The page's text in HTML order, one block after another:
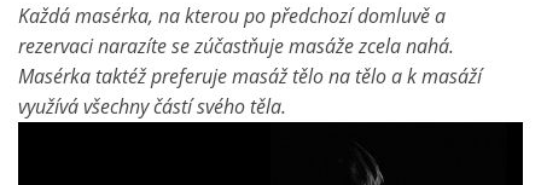
Každá masérka, na kterou po předchozí domluvě a
rezervaci narazíte se zúčastňuje masáže zcela nahá.
Masérka taktéž preferuje masáž tělo na tělo a k masáží
využívá všechny částí svého těla.